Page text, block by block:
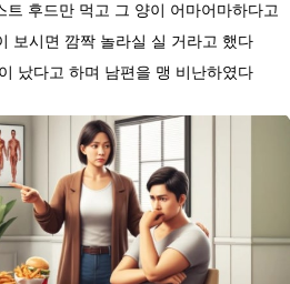
트 후드만 먹고 그 양이 어마어마하다고
보시면 깜짝 놀라실 실 거라고 했다
났다고 하며 남편을 맹 비난하였다